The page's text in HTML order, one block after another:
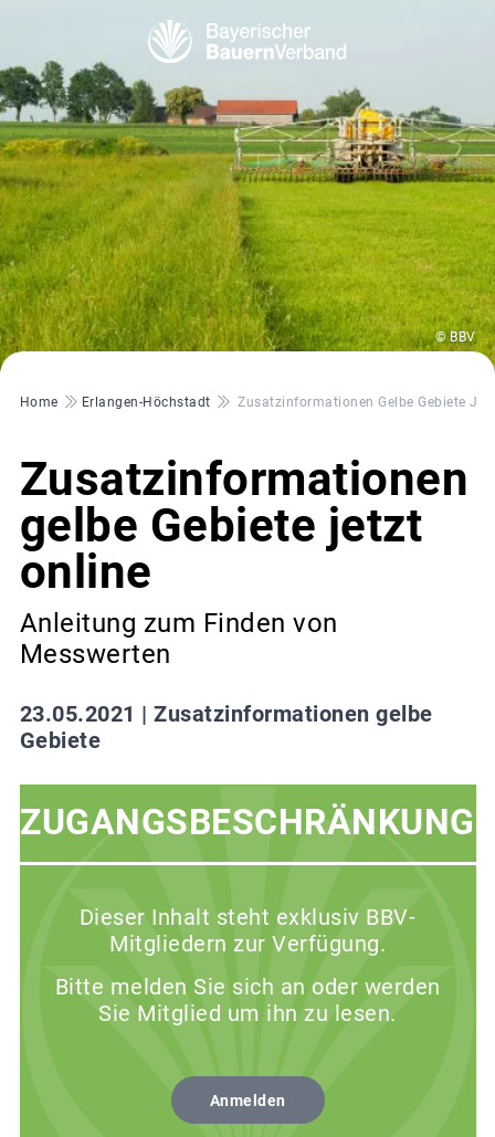
© BBV
Pfadnavigation
Home Erlangen-Höchstadt Zusatzinformationen Gelbe Gebiete
Zusatzinformationen
gelbe Gebiete jetzt
online
Anleitung zum Finden von
Messwerten
23.05.2021 | Zusatzinformationen gelbe
Gebiete
ZUGANGSBESCHRÄNKUNG
Dieser Inhalt steht exklusiv BBV-
Mitgliedern zur Verfügung.
Bitte melden Sie sich an oder werden
Sie Mitglied um ihn zu lesen.
Anmelden